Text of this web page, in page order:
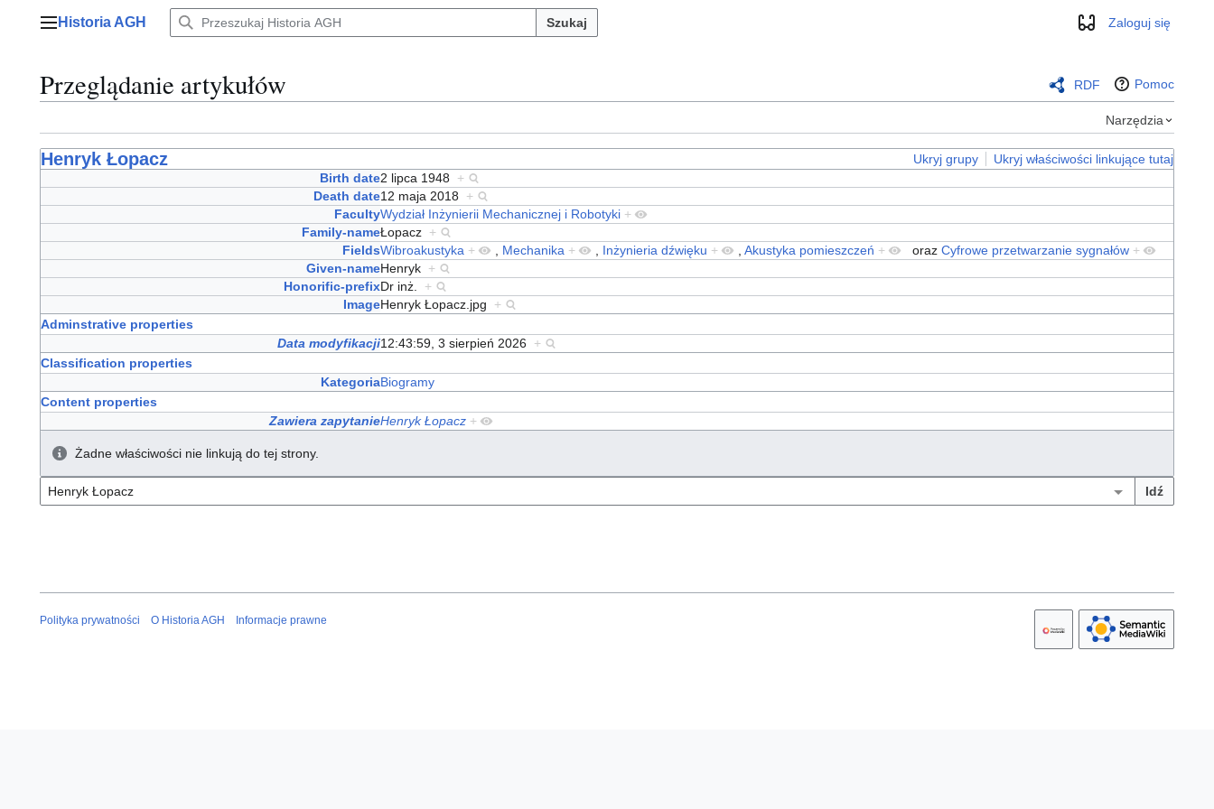
Menu główne
Historia AGH Szukaj WyglądZaloguj się
Przeglądanie artykułów RDF Pomoc
Narzędzia
Henryk Łopacz Ukryj grupy
Ukryj właściwości linkujące tutaj
Birth date2 lipca 1948 +
Death date12 maja 2018 +
FacultyWydział Inżynierii Mechanicznej i Robotyki +
Family-nameŁopacz +
FieldsWibroakustyka + Mechanika + Inżynieria dźwięku + ,Akustyka pomieszczeń + orazCyfrowe przetwarzanie sygnałów +
Given-nameHenryk +
Honorific-prefixDr inż. +
ImageHenryk Łopacz.jpg +
Adminstrative properties
Data modyfikacji12:43:59, 3 sierpień 2026
+
Classification properties
KategoriaBiogramy
Content properties
Zawiera zapytanieHenryk Łopacz +
Żadne właściwości nie linkują do tej strony.
Polityka prywatności O Historia AGH Informacje prawne